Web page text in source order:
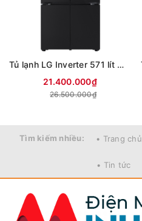
Tủ lạnh LG Inverter 571 lít Multi Door F58BGD
21.400.000₫
26.500.000₫
Tìm kiếm nhiều: • Trang chủ
• Tin tức